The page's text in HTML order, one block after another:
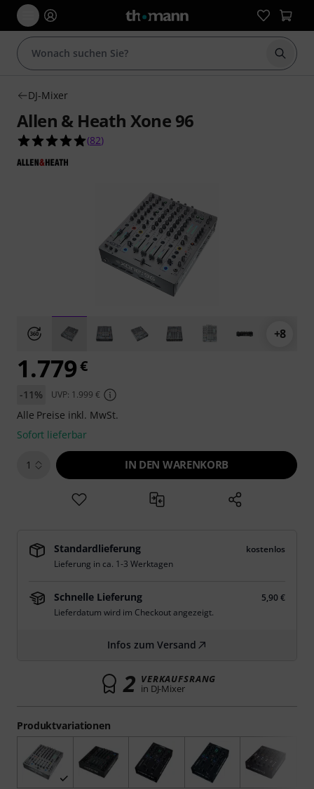
Suche
DJ-Mixer
Allen & Heath Xone 96
4.9 von 5 Sternen aus 82 Kundenbewertungen
(82)
+8
Produktvariationen
1.779€
-11% UVP: 1.999 €
Alle Preise inkl. MwSt.
Sofort lieferbar
1 IN DEN WARENKORB
Standardlieferung
kostenlos
Lieferung in ca. 1-3 Werktagen
Schnelle Lieferung
5,90 €
Lieferdatum wird im Checkout angezeigt.
Infos zum Versand
2 VERKAUFSRANG
in DJ-Mixer